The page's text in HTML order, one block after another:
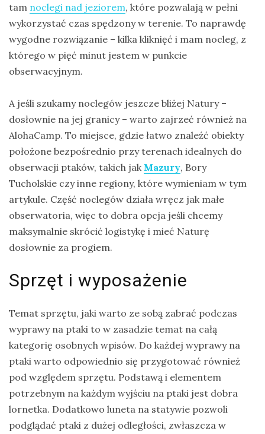
tam noclegi nad jeziorem, które pozwalają w pełni
wykorzystać czas spędzony w terenie. To naprawdę
wygodne rozwiązanie – kilka kliknięć i mam nocleg, z
którego w pięć minut jestem w punkcie
obserwacyjnym.
A jeśli szukamy noclegów jeszcze bliżej Natury –
dosłownie na jej granicy – warto zajrzeć również na
AlohaCamp. To miejsce, gdzie łatwo znaleźć obiekty
położone bezpośrednio przy terenach idealnych do
obserwacji ptaków, takich jak Mazury, Bory
Tucholskie czy inne regiony, które wymieniam w tym
artykule. Część noclegów działa wręcz jak małe
obserwatoria, więc to dobra opcja jeśli chcemy
maksymalnie skrócić logistykę i mieć Naturę
dosłownie za progiem.
Sprzęt i wyposażenie
Temat sprzętu, jaki warto ze sobą zabrać podczas
wyprawy na ptaki to w zasadzie temat na całą
kategorię osobnych wpisów. Do każdej wyprawy na
ptaki warto odpowiednio się przygotować również
pod względem sprzętu. Podstawą i elementem
potrzebnym na każdym wyjściu na ptaki jest dobra
lornetka. Dodatkowo luneta na statywie pozwoli
podglądać ptaki z dużej odległości, zwłaszcza w